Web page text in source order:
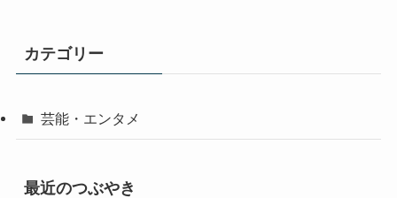
カテゴリー
芸能・エンタメ
最近のつぶやき